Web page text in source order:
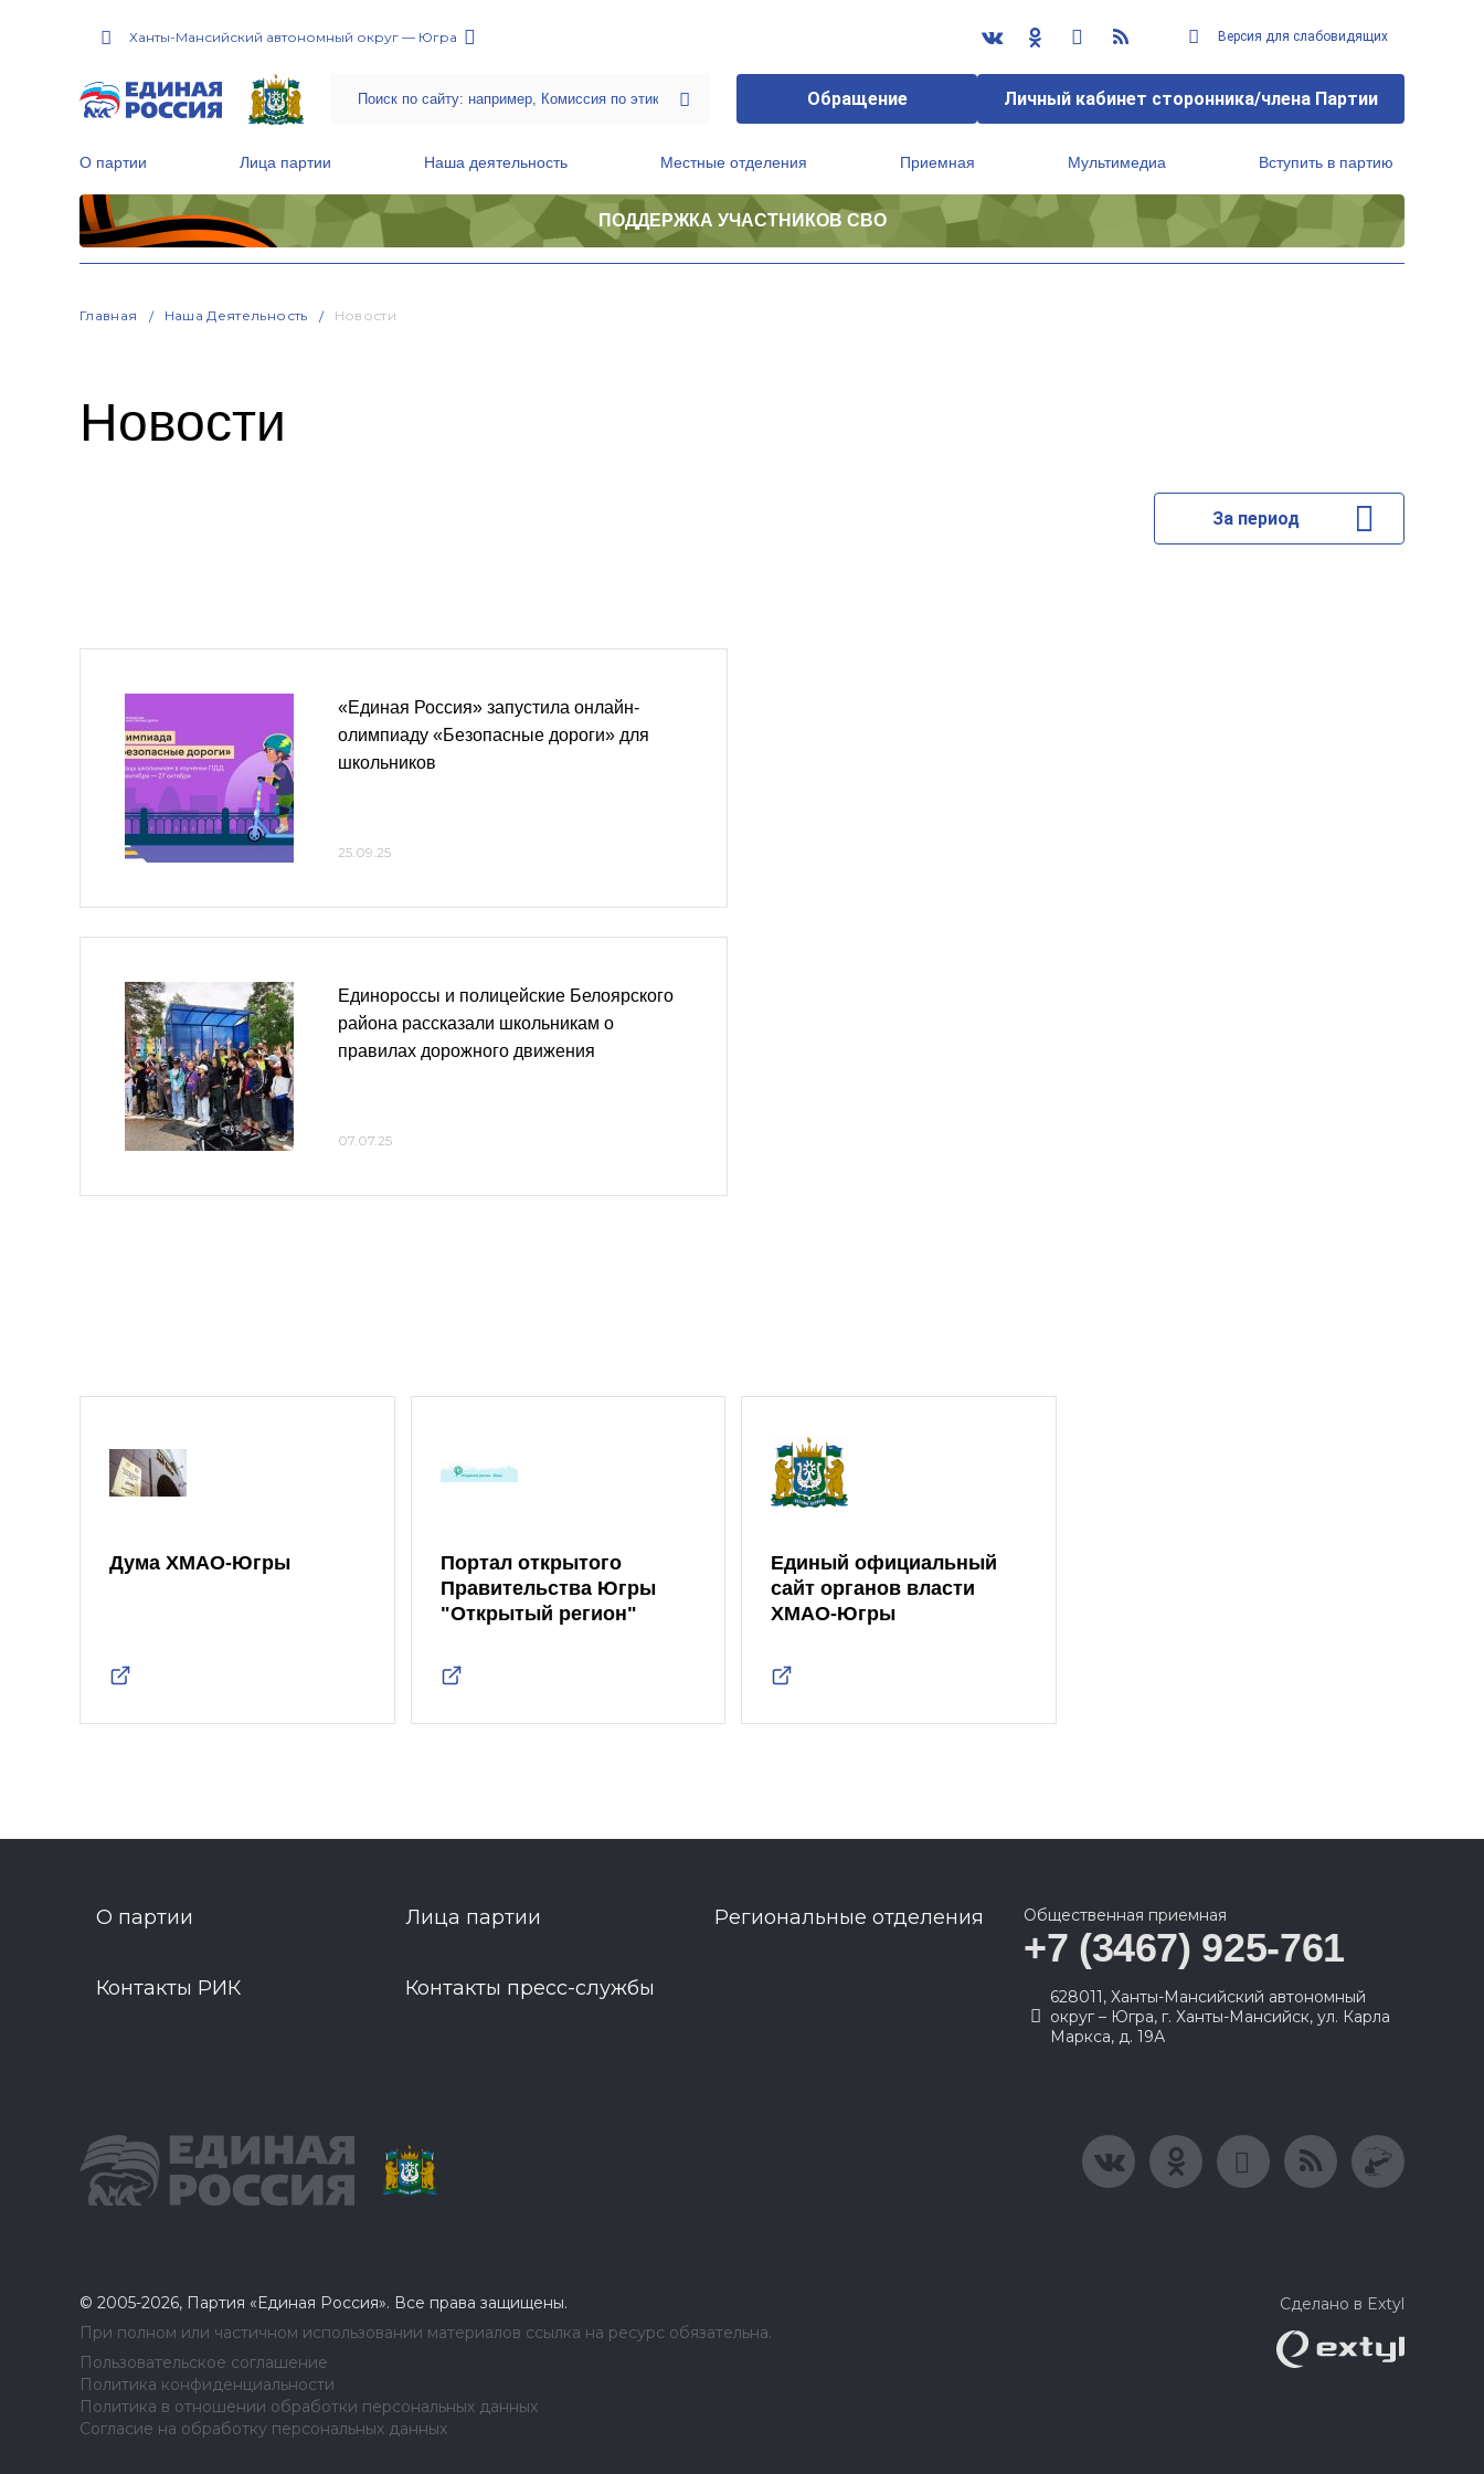
Ханты-Мансийский автономный округ — Югра Версия для слабовидящих
Обращение Личный кабинет сторонника/члена Партии
О партии Лица партии Наша деятельность Местные отделения Приемная Мультимедиа Вступить в партию
ПОДДЕРЖКА УЧАСТНИКОВ СВО
Главная Наша Деятельность Новости
Новости
За период
«Единая Россия» запустила онлайн-
олимпиаду «Безопасные дороги» для
школьников
25.09.25
Единороссы и полицейские Белоярского
района рассказали школьникам о
правилах дорожного движения
07.07.25
Дума ХМАО-Югры
Портал открытого
Правительства Югры
"Открытый регион"
Единый официальный
сайт органов власти
ХМАО-Югры
О партии Лица партии Региональные отделения
Контакты РИК Контакты пресс-службы
Общественная приемная
+7 (3467) 925-761
628011, Ханты-Мансийский автономный
округ – Югра, г. Ханты-Мансийск, ул. Карла
Маркса, д. 19А
© 2005-2026, Партия «Единая Россия». Все права защищены.
При полном или частичном использовании материалов ссылка на ресурс обязательна.
Пользовательское соглашение
Политика конфиденциальности
Политика в отношении обработки персональных данных
Согласие на обработку персональных данных
Сделано в Extyl